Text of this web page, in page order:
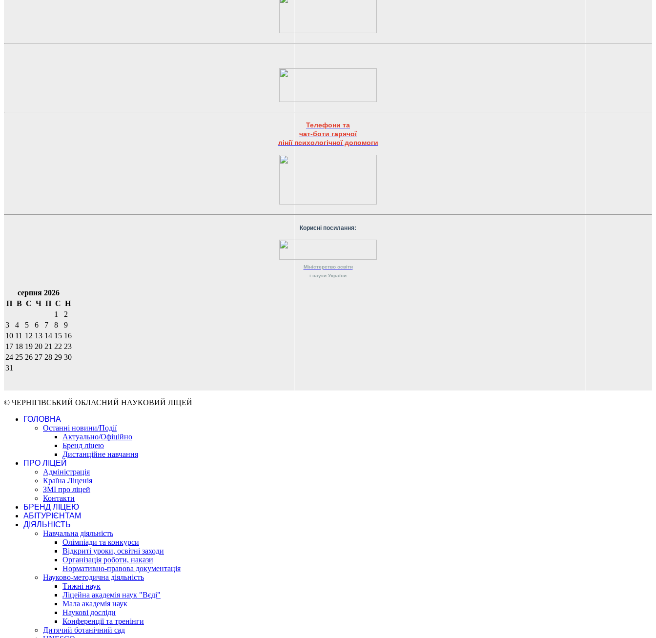
Телефони та
чат-боти гарячої
лінії психологічної допомоги
Корисні посилання:
Міністерство освіти
і науки України
серпня 2026
П В С Ч П С Н
1
2
3
4 5 6 7 8
9
10 11 12 13 14 15 16
17 18 19 20 21 22 23
24 25 26 27 28 29 30
31
© ЧЕРНІГІВСЬКИЙ ОБЛАСНИЙ НАУКОВИЙ ЛІЦЕЙ
ГОЛОВНА
Останні новини/Події
Актуально/Офіційно
Бренд ліцею
Дистанційне навчання
ПРО ЛІЦЕЙ
Адміністрація
Країна Ліценія
ЗМІ про ліцей
Контакти
БРЕНД ЛІЦЕЮ
АБІТУРІЄНТАМ
ДІЯЛЬНІСТЬ
Навчальна діяльність
Олімпіади та конкурси
Відкриті уроки, освітні заходи
Організація роботи, накази
Нормативно-правова документація
Науково-методична діяльність
Тижні наук
Ліцейна академія наук "Вєді"
Мала академія наук
Наукові досліди
Конференції та тренінги
Дитячий ботанічний сад